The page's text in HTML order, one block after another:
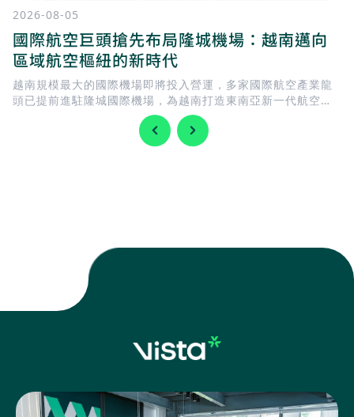
2026-08-05
國際航空巨頭搶先布局隆城機場：越南邁向
區域航空樞紐的新時代
越南規模最大的國際機場即將投入營運，多家國際航空產業龍
頭已提前進駐隆城國際機場，為越南打造東南亞新一代航空樞